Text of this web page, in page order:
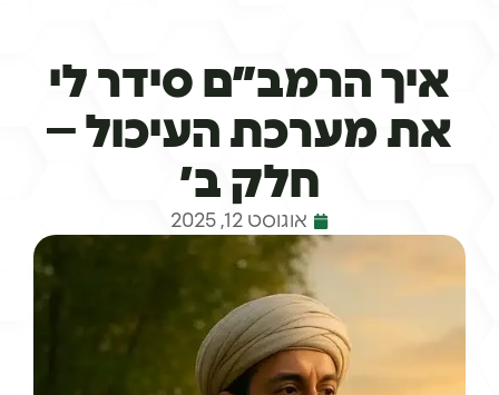
איך הרמב״ם סידר לי
את מערכת העיכול –
חלק ב׳
אוגוסט 12, 2025